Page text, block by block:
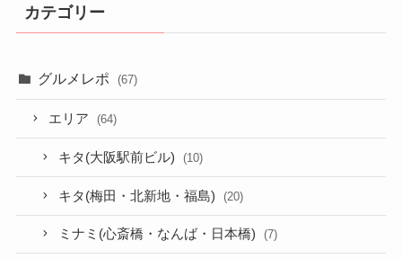
カテゴリー
グルメレポ (67)
エリア (64)
キタ(大阪駅前ビル) (10)
キタ(梅田・北新地・福島) (20)
ミナミ(心斎橋・なんば・日本橋) (7)